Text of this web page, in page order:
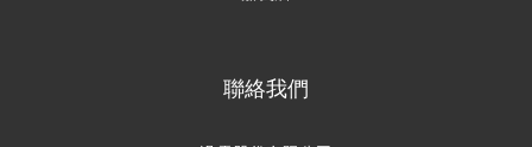
聯絡我們